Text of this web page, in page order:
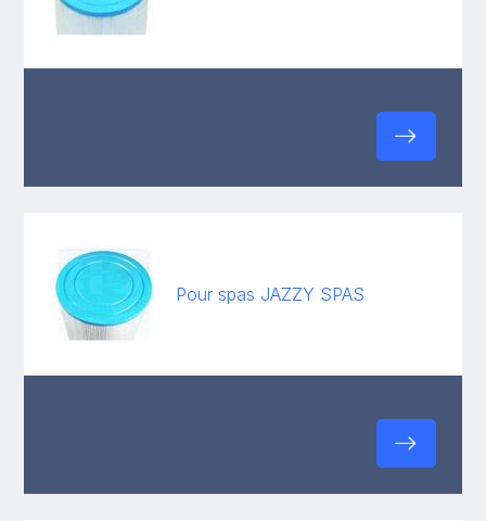
Pour spas JAZZY SPAS